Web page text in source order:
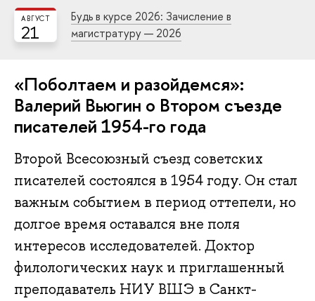
21
АВГУСТ
Будь в курсе 2026: Зачисление в
магистратуру — 2026
«Поболтаем и разойдемся»:
Валерий Вьюгин о Втором съезде
писателей 1954-го года
Второй Всесоюзный съезд советских
писателей состоялся в 1954 году. Он стал
важным событием в период оттепели, но
долгое время оставался вне поля
интересов исследователей. Доктор
филологических наук и приглашенный
преподаватель НИУ ВШЭ в Санкт-